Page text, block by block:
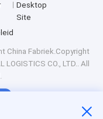
Desktop
Site
China Fabriek.Copyright
CO., LTD.. All